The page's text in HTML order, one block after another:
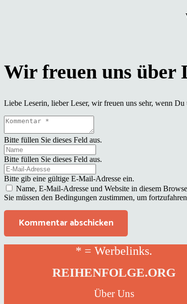
Liebe Leserin, lieber Leser, wir freuen uns sehr, wenn
Bitte füllen Sie dieses Feld aus.
Bitte füllen Sie dieses Feld aus.
Bitte gib eine gültige E-Mail-Adresse ein.
Name, E-Mail-Adresse und Website in diesem
Sie müssen den Bedingungen zustimmen, um
Kommentar abschicken
* = Werbelinks.
REIHENFOLGE.ORG
Über Uns